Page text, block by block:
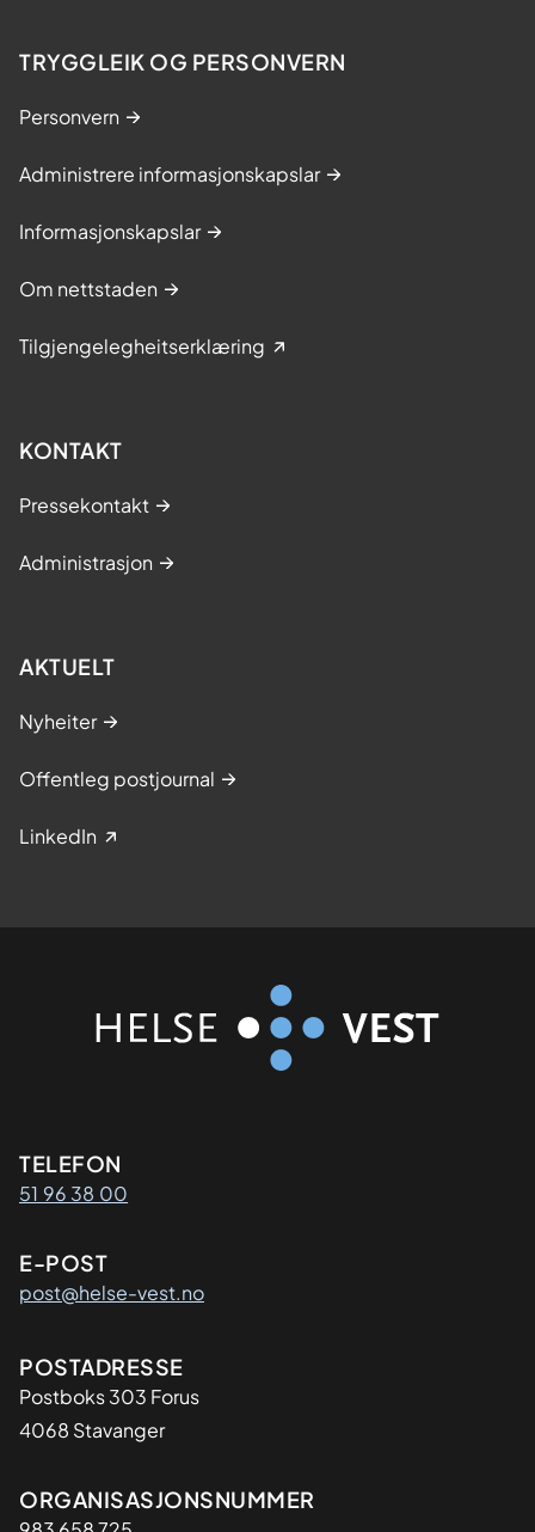
TRYGGLEIK OG PERSONVERN
Personvern
Administrere informasjonskapslar
Informasjonskapslar
Om nettstaden
Tilgjengelegheitserklæring
KONTAKT
Pressekontakt
Administrasjon
AKTUELT
Nyheiter
Offentleg postjournal
LinkedIn
Kontaktinformasjon
TELEFON
51 96 38 00
E-POST
post@helse-vest.no
Adresse
POSTADRESSE
Postboks 303 Forus
4068 Stavanger
Organisasjon
ORGANISASJONSNUMMER